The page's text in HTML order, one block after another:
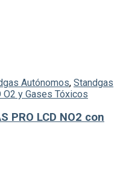
Autónomos, Standgas
O2 y Gases Tóxicos
PRO LCD NO2 con